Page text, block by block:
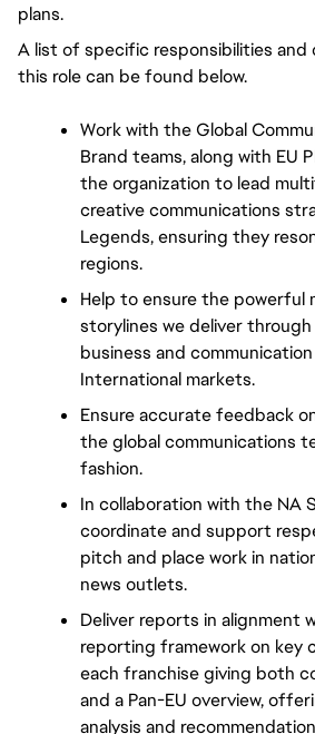
plans.
A list of specific responsibilities
this role can be found below.
Work with the Global
Brand teams, along with EU
the organization to lead
creative communications
Legends, ensuring they
regions.
Help to ensure the powerful
storylines we deliver
business and
International markets.
Ensure accurate feedback
the global communications
fashion.
In collaboration with the NA
coordinate and support
pitch and place work in
news outlets.
Deliver reports in alignment
reporting framework on key
each franchise giving both
and a Pan-EU overview,
analysis and